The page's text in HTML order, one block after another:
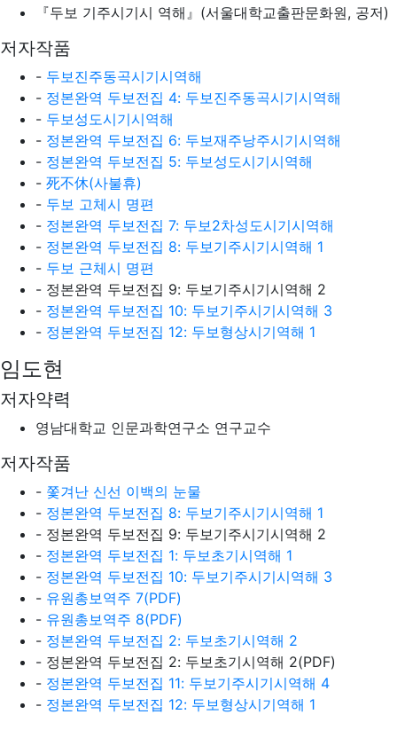
『두보 기주시기시 역해』(서울대학교출판문화원, 공저)
저자작품
- 두보진주동곡시기시역해
- 정본완역 두보전집 4: 두보진주동곡시기시역해
- 두보성도시기시역해
- 정본완역 두보전집 6: 두보재주낭주시기시역해
- 정본완역 두보전집 5: 두보성도시기시역해
- 死不休(사불휴)
- 두보 고체시 명편
- 정본완역 두보전집 7: 두보2차성도시기시역해
- 정본완역 두보전집 8: 두보기주시기시역해 1
- 두보 근체시 명편
- 정본완역 두보전집 9: 두보기주시기시역해 2
- 정본완역 두보전집 10: 두보기주시기시역해 3
- 정본완역 두보전집 12: 두보형상시기역해 1
임도현
저자약력
영남대학교 인문과학연구소 연구교수
저자작품
- 쫓겨난 신선 이백의 눈물
- 정본완역 두보전집 8: 두보기주시기시역해 1
- 정본완역 두보전집 9: 두보기주시기시역해 2
- 정본완역 두보전집 1: 두보초기시역해 1
- 정본완역 두보전집 10: 두보기주시기시역해 3
- 유원총보역주 7(PDF)
- 유원총보역주 8(PDF)
- 정본완역 두보전집 2: 두보초기시역해 2
- 정본완역 두보전집 2: 두보초기시역해 2(PDF)
- 정본완역 두보전집 11: 두보기주시기시역해 4
- 정본완역 두보전집 12: 두보형상시기역해 1